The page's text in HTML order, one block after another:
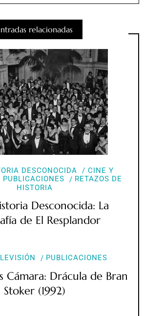
relacionadas
DESCONOCIDA
CINE Y
PUBLICACIONES
RETAZOS DE
HISTORIA
Desconocida: La
de El Resplandor
PUBLICACIONES
Cámara: Drácula de Bran
Stoker (1992)